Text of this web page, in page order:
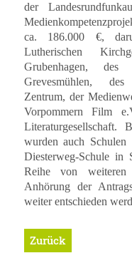
der
ca. 186.000 €,
Lutherischen
Grubenhagen,
Grevesmühlen, des
Zentrum, der
Vorpommern Film
Literaturgesellschaft.
wurden auch
Diesterweg-Schule in
Reihe von weiteren
Anhörung der
weiter entschieden
Zurück